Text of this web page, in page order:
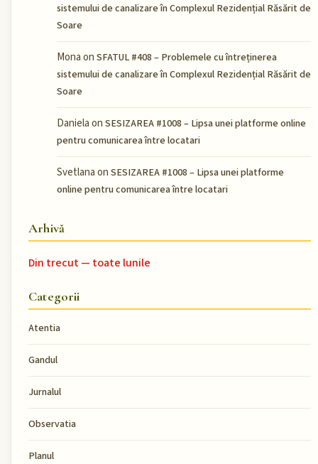
sistemului de canalizare în Complexul Rezidențial Răsărit de
Soare
Monaon SFATUL #408 – Problemele cu întreținerea
sistemului de canalizare în Complexul Rezidențial Răsărit de
Soare
Danielaon SESIZAREA #1008 – Lipsa unei platforme online
pentru comunicarea între locatari
Svetlanaon SESIZAREA #1008 – Lipsa unei platforme
online pentru comunicarea între locatari
Arhivă
Din trecut — toate lunile
Categorii
Atentia
Gandul
Jurnalul
Observatia
Planul